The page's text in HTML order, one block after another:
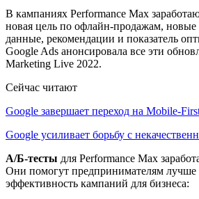
В кампаниях Performance Max
новая цель по офлайн-продажам, новые
данные, рекомендации и показатель
Google Ads анонсировала все эти
Marketing Live 2022.
Сейчас читают
Google завершает переход на Mobile-
Google усиливает борьбу с
А/Б-тесты для Performance Max
Они помогут предпринимателям лучше
эффективность кампаний для бизнеса: